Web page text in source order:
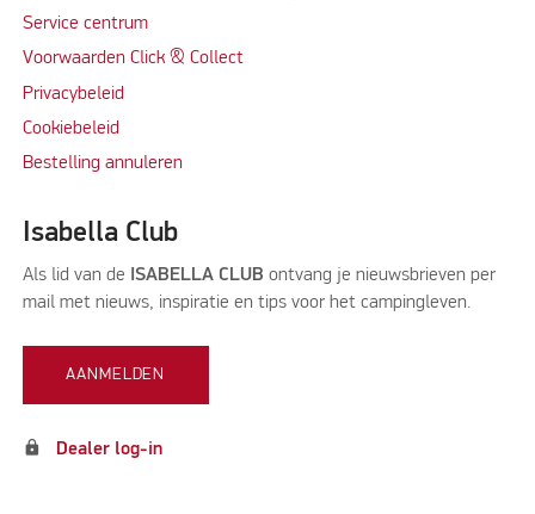
Service centrum
Voorwaarden Click & Collect
Privacybeleid
Cookiebeleid
Bestelling annuleren
Isabella Club
Als lid van de ISABELLA CLUB ontvang je nieuwsbrieven per
mail met nieuws, inspiratie en tips voor het campingleven.
AANMELDEN
lock Dealer log-in